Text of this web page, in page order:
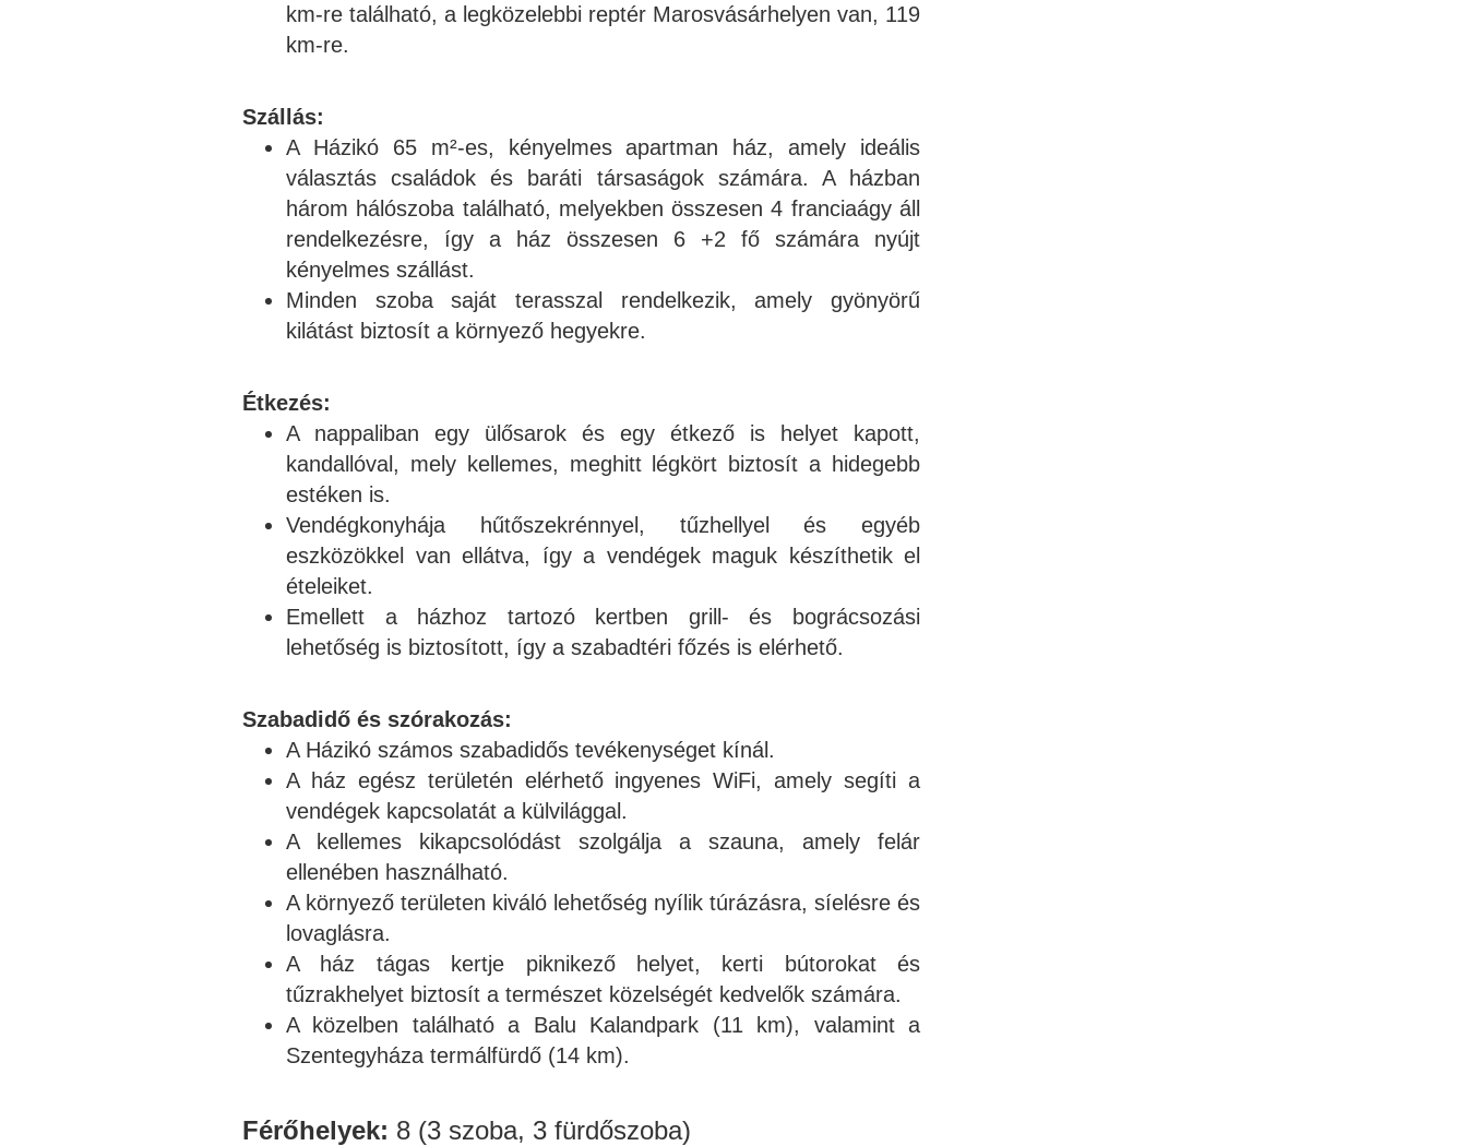
km-re található, a legközelebbi reptér Marosvásárhelyen van, 119
km-re.
Szállás:
A Házikó 65 m²-es, kényelmes apartman ház, amely ideális
választás családok és baráti társaságok számára. A házban
három hálószoba található, melyekben összesen 4 franciaágy áll
rendelkezésre, így a ház összesen 6 +2 fő számára nyújt
kényelmes szállást.
Minden szoba saját terasszal rendelkezik, amely gyönyörű
kilátást biztosít a környező hegyekre.
Étkezés:
A nappaliban egy ülősarok és egy étkező is helyet kapott,
kandallóval, mely kellemes, meghitt légkört biztosít a hidegebb
estéken is.
Vendégkonyhája hűtőszekrénnyel, tűzhellyel és egyéb
eszközökkel van ellátva, így a vendégek maguk készíthetik el
ételeiket.
Emellett a házhoz tartozó kertben grill- és bográcsozási
lehetőség is biztosított, így a szabadtéri főzés is elérhető.
Szabadidő és szórakozás:
A Házikó számos szabadidős tevékenységet kínál.
A ház egész területén elérhető ingyenes WiFi, amely segíti a
vendégek kapcsolatát a külvilággal.
A kellemes kikapcsolódást szolgálja a szauna, amely felár
ellenében használható.
A környező területen kiváló lehetőség nyílik túrázásra, síelésre és
lovaglásra.
A ház tágas kertje piknikező helyet, kerti bútorokat és
tűzrakhelyet biztosít a természet közelségét kedvelők számára.
A közelben található a Balu Kalandpark (11 km), valamint a
Szentegyháza termálfürdő (14 km).
Férőhelyek: 8 (3 szoba, 3 fürdőszoba)